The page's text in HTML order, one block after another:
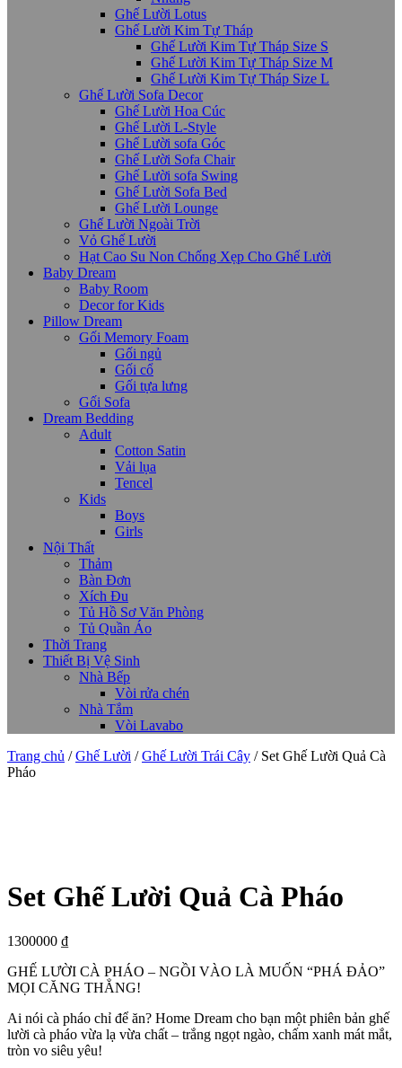
Ghế Lười Lotus
Ghế Lười Kim Tự Tháp
Ghế Lười Kim Tự Tháp Size S
Ghế Lười Kim Tự Tháp Size M
Ghế Lười Kim Tự Tháp Size L
Ghế Lười Sofa Decor
Ghế Lười Hoa Cúc
Ghế Lười L-Style
Ghế Lười sofa Góc
Ghế Lười Sofa Chair
Ghế Lười sofa Swing
Ghế Lười Sofa Bed
Ghế Lười Lounge
Ghế Lười Ngoài Trời
Vỏ Ghế Lười
Hạt Cao Su Non Chống Xẹp Cho Ghế Lười
Baby Dream
Baby Room
Decor for Kids
Pillow Dream
Gối Memory Foam
Gối ngủ
Gối cổ
Gối tựa lưng
Gối Sofa
Dream Bedding
Adult
Cotton Satin
Vải lụa
Tencel
Kids
Boys
Girls
Nội Thất
Thảm
Bàn Đơn
Xích Đu
Tủ Hồ Sơ Văn Phòng
Tủ Quần Áo
Thời Trang
Thiết Bị Vệ Sinh
Nhà Bếp
Vòi rửa chén
Nhà Tắm
Vòi Lavabo
Trang chủ /Ghế Lười /Ghế Lười Trái Cây / Set Ghế Lười Quả Cà
Pháo
Set Ghế Lười Quả Cà Pháo
1300000 ₫
GHẾ LƯỜI CÀ PHÁO – NGỒI VÀO LÀ MUỐN “PHÁ ĐẢO”
MỌI CĂNG THẲNG!
Ai nói cà pháo chỉ để ăn? Home Dream cho bạn một phiên bản ghế
lười cà pháo vừa lạ vừa chất – trắng ngọt ngào, chấm xanh mát mắt,
tròn vo siêu yêu!